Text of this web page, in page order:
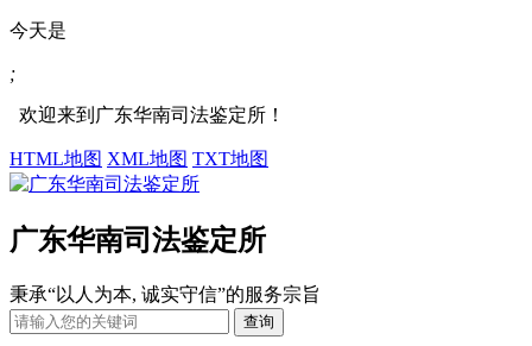
今天是
;
欢迎来到广东华南司法鉴定所！
HTML地图 XML地图 TXT地图
广东华南司法鉴定所
秉承“以人为本, 诚实守信”的服务宗旨